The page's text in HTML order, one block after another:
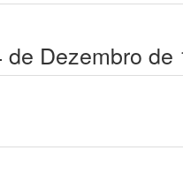
de Dezembro de